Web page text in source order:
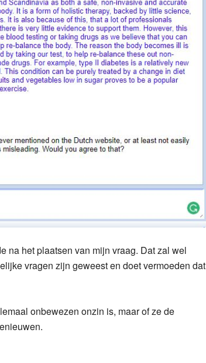
na het plaatsen van mijn vraag. Dat zal wel
vragen zijn geweest en doet vermoeden dat
onbewezen onzin is, maar of ze de